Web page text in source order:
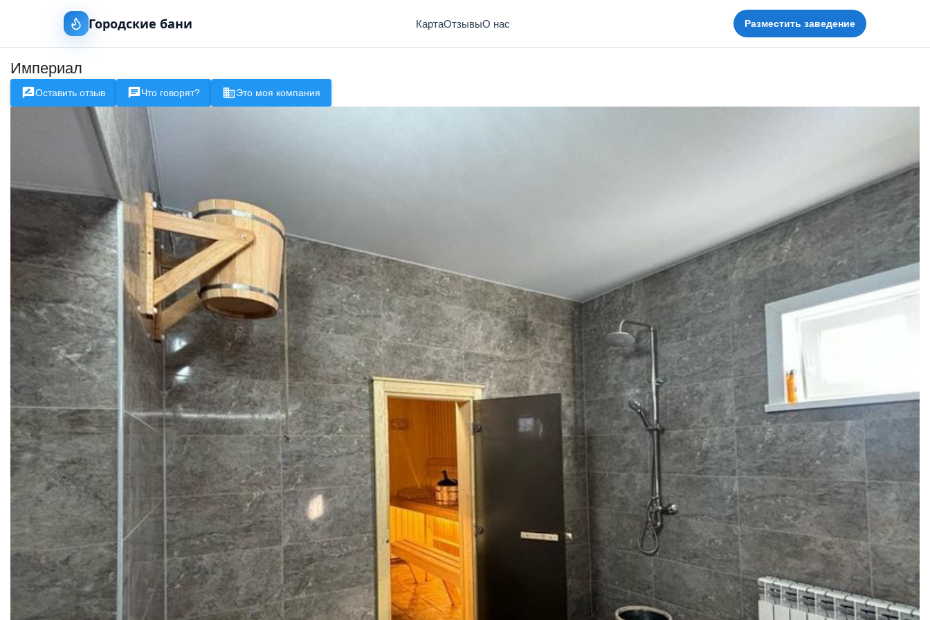
Городские бани КартаОтзывыО нас Разместить заведение
Империал
Оставить отзыв Что говорят? Это моя компания